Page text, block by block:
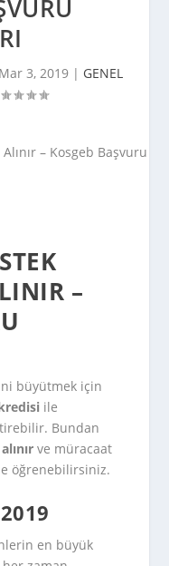
Mar 3, 2019| GENEL
–
büyütmek için
ile
Bundan
ve müracaat
öğrenebilirsiniz.
en büyük